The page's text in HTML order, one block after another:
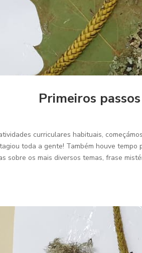
Primeiros
curriculares habituais,
toda a gente! Também houve
sobre os mais diversos temas, frase